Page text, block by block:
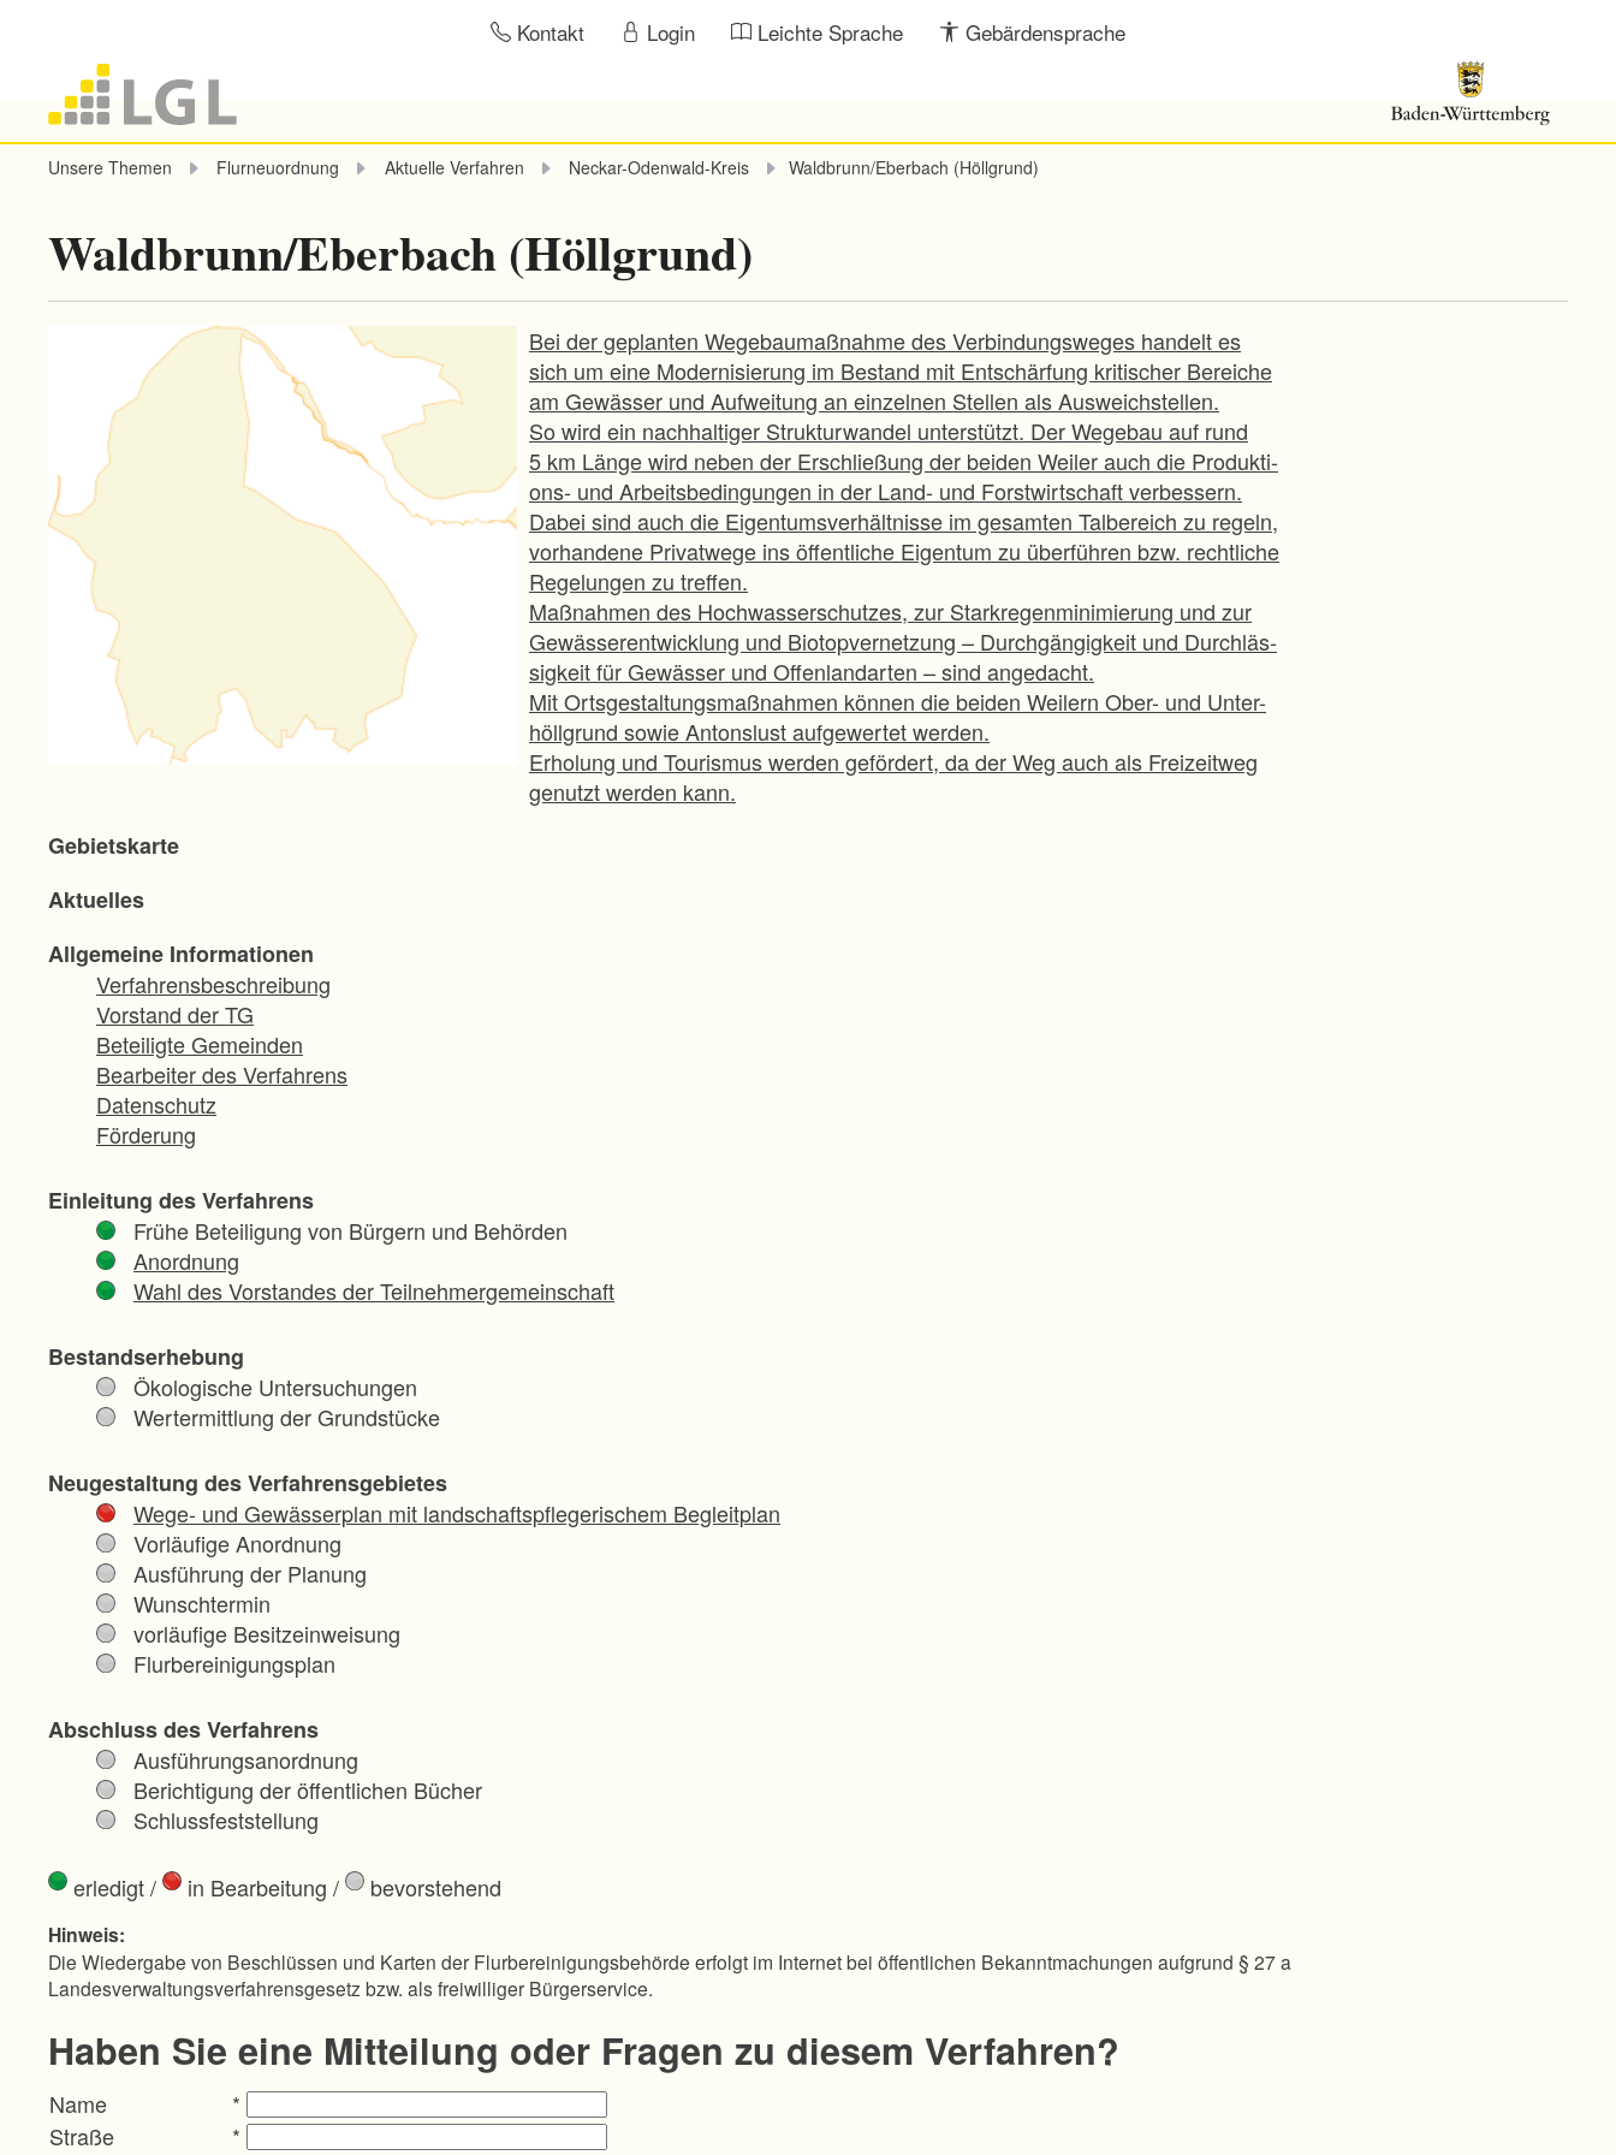
Kontakt Login Leichte Sprache Gebärdensprache
Unsere Themen Flurneuordnung Aktuelle Verfahren Neckar-Odenwald-Kreis Waldbrunn/Eberbach (Höllgrund)
Waldbrunn/Eberbach (Höllgrund)
Bei der geplanten Wegebaumaßnahme des Verbindungsweges handelt es
sich um eine Modernisierung im Bestand mit Entschärfung kritischer Bereiche
am Gewässer und Aufweitung an einzelnen Stellen als Ausweichstellen.
So wird ein nachhaltiger Strukturwandel unterstützt. Der Wegebau auf rund
5 km Länge wird neben der Erschließung der beiden Weiler auch die Produkti-
ons- und Arbeitsbedingungen in der Land- und Forstwirtschaft verbessern.
Dabei sind auch die Eigentumsverhältnisse im gesamten Talbereich zu regeln,
vorhandene Privatwege ins öffentliche Eigentum zu überführen bzw. rechtliche
Regelungen zu treffen.
Maßnahmen des Hochwasserschutzes, zur Starkregenminimierung und zur
Gewässerentwicklung und Biotopvernetzung – Durchgängigkeit und Durchläs-
sigkeit für Gewässer und Offenlandarten – sind angedacht.
Mit Ortsgestaltungsmaßnahmen können die beiden Weilern Ober- und Unter-
höllgrund sowie Antonslust aufgewertet werden.
Erholung und Tourismus werden gefördert, da der Weg auch als Freizeitweg
genutzt werden kann.
Gebietskarte
Aktuelles
Allgemeine Informationen
Verfahrensbeschreibung
Vorstand der TG
Beteiligte Gemeinden
Bearbeiter des Verfahrens
Datenschutz
Förderung
Einleitung des Verfahrens
Frühe Beteiligung von Bürgern und Behörden
Anordnung
Wahl des Vorstandes der Teilnehmergemeinschaft
Bestandserhebung
Ökologische Untersuchungen
Wertermittlung der Grundstücke
Neugestaltung des Verfahrensgebietes
Wege- und Gewässerplan mit landschaftspflegerischem Begleitplan
Vorläufige Anordnung
Ausführung der Planung
Wunschtermin
vorläufige Besitzeinweisung
Flurbereinigungsplan
Abschluss des Verfahrens
Ausführungsanordnung
Berichtigung der öffentlichen Bücher
Schlussfeststellung
erledigt/ in Bearbeitung / bevorstehend
Hinweis:
Die Wiedergabe von Beschlüssen und Karten der Flurbereinigungsbehörde erfolgt im Internet bei öffentlichen Bekanntmachungen aufgrund § 27 a
Landesverwaltungsverfahrensgesetz bzw. als freiwilliger Bürgerservice.
Haben Sie eine Mitteilung oder Fragen zu diesem Verfahren?
Name
*
Straße
*